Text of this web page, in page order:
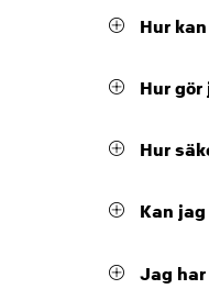
Hur
Hur
Hur
Kan
Jag